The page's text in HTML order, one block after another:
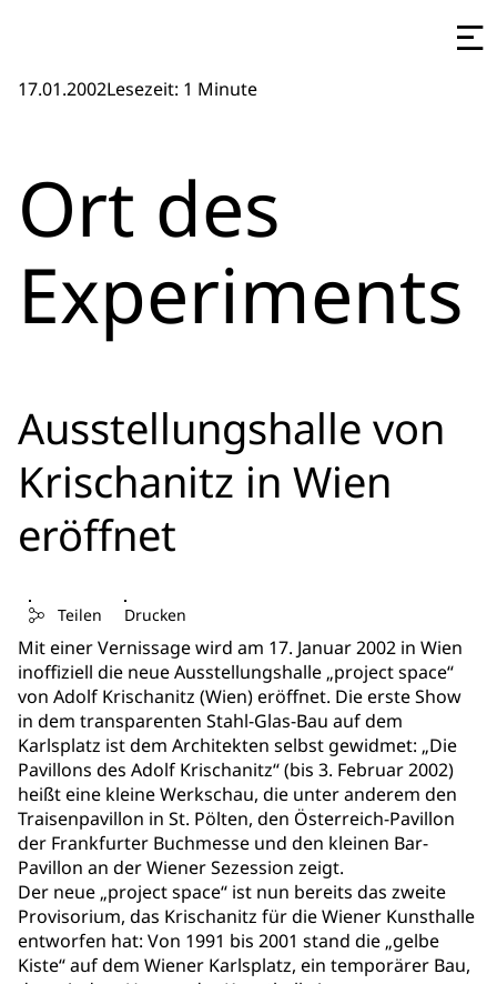
17.01.2002Lesezeit: 1 Minute
Ort des
Experiments
Ausstellungshalle von
Krischanitz in Wien
eröffnet
Teilen Drucken
Mit einer Vernissage wird am 17. Januar 2002 in Wien
inoffiziell die neue Ausstellungshalle „project space“
von Adolf Krischanitz (Wien) eröffnet. Die erste Show
in dem transparenten Stahl-Glas-Bau auf dem
Karlsplatz ist dem Architekten selbst gewidmet: „Die
Pavillons des Adolf Krischanitz“ (bis 3. Februar 2002)
heißt eine kleine Werkschau, die unter anderem den
Traisenpavillon in St. Pölten, den Österreich-Pavillon
der Frankfurter Buchmesse und den kleinen Bar-
Pavillon an der Wiener Sezession zeigt.
Der neue „project space“ ist nun bereits das zweite
Provisorium, das Krischanitz für die Wiener Kunsthalle
entworfen hat: Von 1991 bis 2001 stand die „gelbe
Kiste“ auf dem Wiener Karlsplatz, ein temporärer Bau,